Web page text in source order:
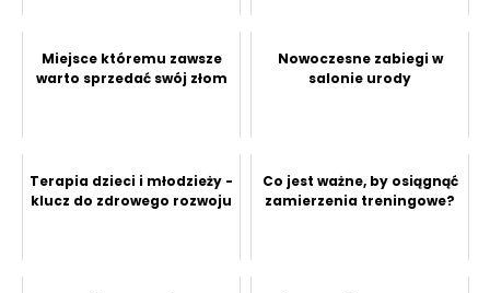
Miejsce któremu zawsze
warto sprzedać swój złom
Nowoczesne zabiegi w
salonie urody
Terapia dzieci i młodzieży -
klucz do zdrowego rozwoju
Co jest ważne, by osiągnąć
zamierzenia treningowe?